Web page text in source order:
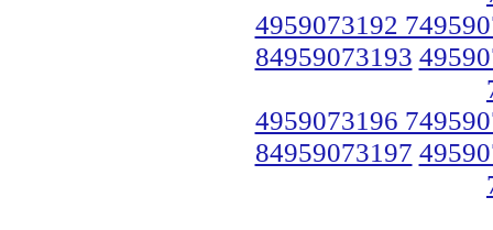
4959073192
84959073193
4959073196
84959073197